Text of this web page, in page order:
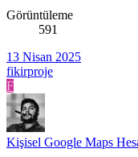
Görüntüleme
591
13 Nisan 2025
fikirproje
F
Kişisel Google Maps